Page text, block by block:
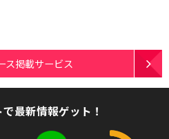
ス掲載サービス
最新情報ゲット！